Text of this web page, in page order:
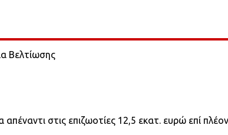
Βελτίωσης
στις επιζωοτίες 12,5 εκατ. ευρώ επί πλέον